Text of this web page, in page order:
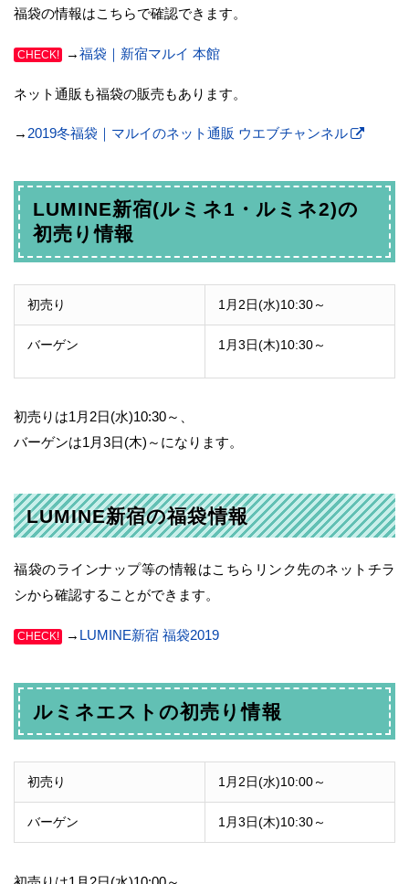
福袋の情報はこちらで確認できます。
CHECK! →福袋｜新宿マルイ 本館
ネット通販も福袋の販売もあります。
→ 2019冬福袋｜マルイのネット通販 ウエブチャンネル
LUMINE新宿(ルミネ1・ルミネ2)の
初売り情報
初売り 1月2日(水)10:30～
バーゲン 1月3日(木)10:30～
初売りは1月2日(水)10:30～、
バーゲンは1月3日(木)～になります。
LUMINE新宿の福袋情報
福袋のラインナップ等の情報はこちらリンク先のネットチラ
シから確認することができます。
CHECK! → LUMINE新宿 福袋2019
ルミネエストの初売り情報
初売り 1月2日(水)10:00～
バーゲン 1月3日(木)10:30～